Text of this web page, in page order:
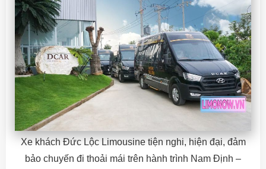
Xe khách Đức Lộc Limousine tiện nghi, hiện đại, đảm
bảo chuyến đi thoải mái trên hành trình Nam Định –